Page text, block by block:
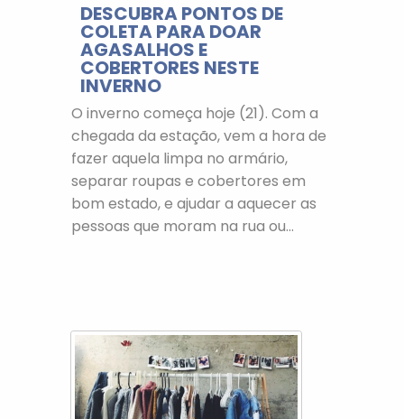
DESCUBRA PONTOS DE
COLETA PARA DOAR
AGASALHOS E
COBERTORES NESTE
INVERNO
O inverno começa hoje (21). Com a
chegada da estação, vem a hora de
fazer aquela limpa no armário,
separar roupas e cobertores em
bom estado, e ajudar a aquecer as
pessoas que moram na rua ou...